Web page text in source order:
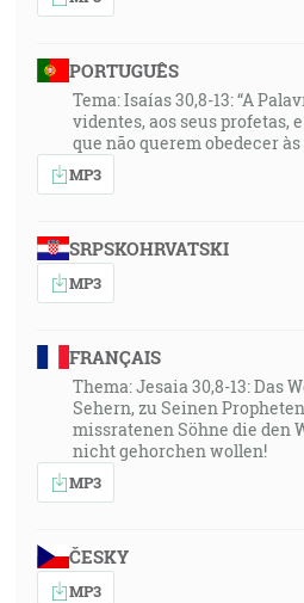
PORTUGUÊS
Tema: Isaías 30,8-13: “A
videntes, aos seus profetas,
que não querem obedecer
MP3
SRPSKOHRVATSKI
MP3
FRANÇAIS
Thema: Jesaia 30,8-13: Das
Sehern, zu Seinen
missratenen Söhne die den
nicht gehorchen wollen!
MP3
ČESKY
MP3